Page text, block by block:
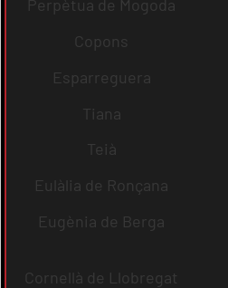
Perpètua de Mogoda
Copons
Esparreguera
Tiana
Teià
Eulàlia de Ronçana
Eugènia de Berga
Cornellà de Llobregat